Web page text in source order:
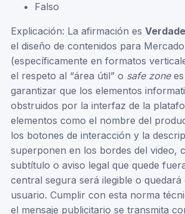
Falso
Explicación: La afirmación es
el diseño de contenidos para
(específicamente en formatos
el respeto al “área útil” o safe zonees
garantizar que los elementos
obstruidos por la interfaz de la
elementos como el nombre del
los botones de interacción y la
superponen en los bordes del video,
subtítulo o aviso legal que quede
central segura será ilegible o
usuario. Cumplir con esta norma
el mensaje publicitario se transmita